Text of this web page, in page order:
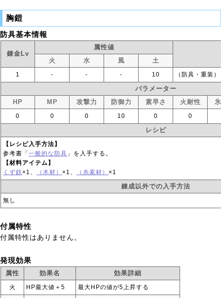
胸鎧
防具基本情報
錬金Lv
属性値
火
水 風 土
1 ‐ ‐ ‐ 10 （防具・重装
パラメーター
HP
MP 攻撃力 防御力 素早さ 火耐性
0 0 0 10 0 0
レシピ
【レシピ入手方法】
参考書「 一般的な防具 」を入手する。
【材料アイテム】
くず鉄 ×1、 （木材） ×1、 （糸素材） ×1
錬成以外での入手方法
無し
付属特性
付属特性はありません。
発現効果
属性 効果名 効果詳細
火 HP最大値＋5 最大HPの値が5上昇する